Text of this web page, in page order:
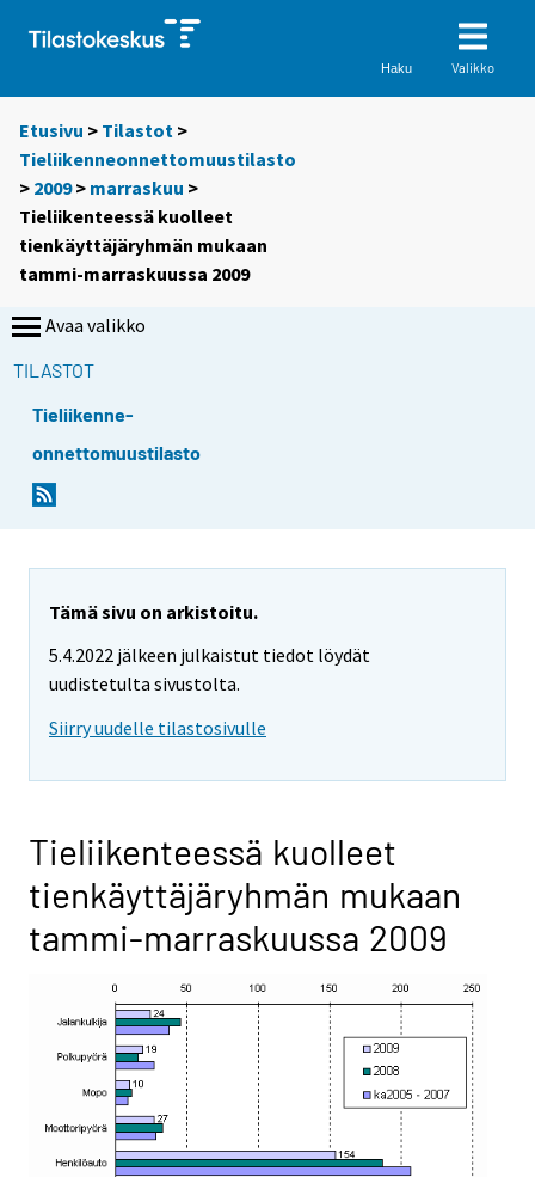
Haku Valikko
Etusivu > Tilastot >
Tieliikenneonnettomuustilasto
> 2009> marraskuu >
Tieliikenteessä kuolleet
tienkäyttäjäryhmän mukaan
tammi-marraskuussa 2009
Avaa valikko
TILASTOT
Tieliikenne-
onnettomuustilasto
Tämä sivu on arkistoitu.
5.4.2022 jälkeen julkaistut tiedot löydät
uudistetulta sivustolta.
Siirry uudelle tilastosivulle
Tieliikenteessä kuolleet
tienkäyttäjäryhmän mukaan
tammi-marraskuussa 2009